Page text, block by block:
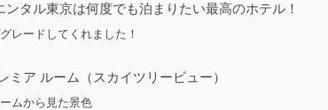
ンタル東京は何度でも泊まりたい最高のホテル！
レードしてくれました！
ミア ルーム（スカイツリービュー）
ムから見た景色